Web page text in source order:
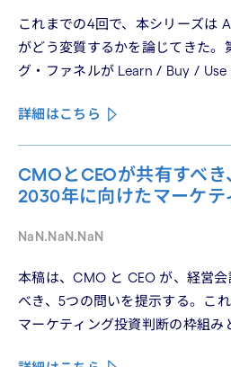
これまでの4回で、本シリーズは
がどう変質するかを論じてきた。
グ・ファネルが Learn / Buy / Use
パーソナライゼーションの罠を、
CMO と CEO が共有すべき5つの
の最終回となる本稿は、これらの
「顧客との関係構築」が、世界で
詳細はこちら
CMOとCEOが共有すべ
2030年に向けたマーケテ
NaN.NaN.NaN
本稿は、CMO と CEO が、経営
べき、5つの問いを提示する。こ
マーケティング投資判断の枠組み